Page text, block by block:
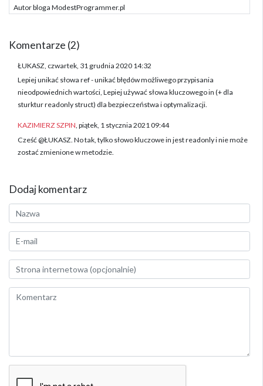
Autor bloga ModestProgrammer.pl
Komentarze (2)
ŁUKASZ, czwartek, 31 grudnia 2020 14:32
Lepiej unikać słowa ref - unikać błędów możliwego przypisania
nieodpowiednich wartości, Lepiej używać słowa kluczowego in (+ dla
sturktur readonly struct) dla bezpieczeństwa i optymalizacji.
KAZIMIERZ SZPIN, piątek, 1 stycznia 2021 09:44
Cześć @ŁUKASZ. No tak, tylko słowo kluczowe in jest readonly i nie może
zostać zmienione w metodzie.
Dodaj komentarz